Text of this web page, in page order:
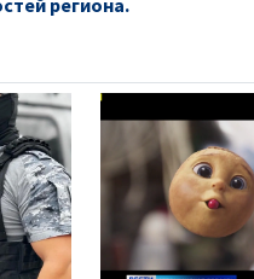
региона.